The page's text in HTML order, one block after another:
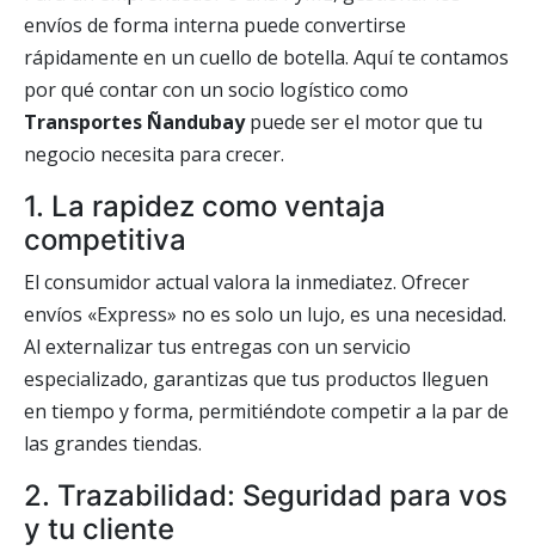
envíos de forma interna puede convertirse
rápidamente en un cuello de botella. Aquí te contamos
por qué contar con un socio logístico como
Transportes Ñandubaypuede ser el motor que tu
negocio necesita para crecer.
1. La rapidez como ventaja
competitiva
El consumidor actual valora la inmediatez. Ofrecer
envíos «Express» no es solo un lujo, es una necesidad.
Al externalizar tus entregas con un servicio
especializado, garantizas que tus productos lleguen
en tiempo y forma, permitiéndote competir a la par de
las grandes tiendas.
2. Trazabilidad: Seguridad para vos
y tu cliente